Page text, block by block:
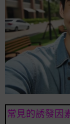
常見的誘發因